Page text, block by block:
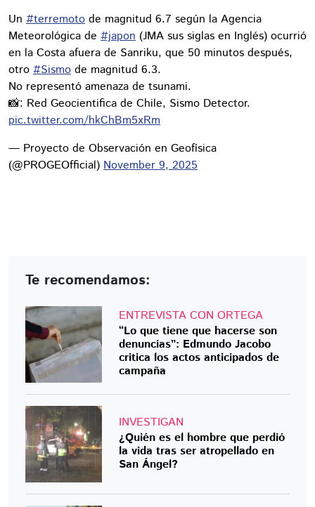
Un #terremoto de magnitud 6.7 según la Agencia
Meteorológica de #japon (JMA sus siglas en Inglés) ocurrió
en la Costa afuera de Sanriku, que 50 minutos después,
otro #Sismo de magnitud 6.3.
No representó amenaza de tsunami.
📸: Red Geocientifica de Chile, Sismo Detector.
pic.twitter.com/hkChBm5xRm
— Proyecto de Observación en Geofísica
(@PROGEOfficial) November 9, 2025
Te recomendamos:
ENTREVISTA CON ORTEGA
“Lo que tiene que hacerse son
denuncias”: Edmundo Jacobo
critica los actos anticipados de
campaña
INVESTIGAN
¿Quién es el hombre que perdió
la vida tras ser atropellado en
San Ángel?